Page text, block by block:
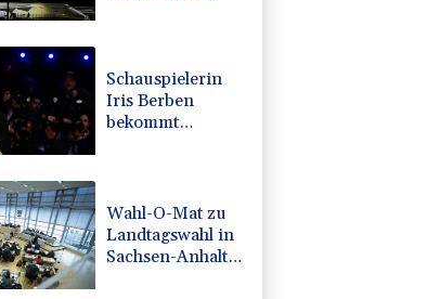
beladen
Schauspielerin
Iris Berben
bekommt
Wahl-O-Mat zu
Landtagswahl in
Sachsen-Anhalt